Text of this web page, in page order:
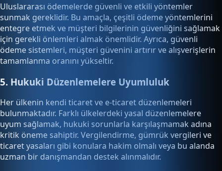
Uluslararası ödemelerde güvenli ve etkili yöntemler
sunmak gereklidir. Bu amaçla, çeşitli ödeme yöntemlerini
entegre etmek ve müşteri bilgilerinin güvenliğini sağlamak
için gerekli önlemleri almak önemlidir. Ayrıca, güvenli
ödeme sistemleri, müşteri güvenini artırır ve alışverişlerin
tamamlanma oranını yükseltir.
5. Hukuki Düzenlemelere Uyumluluk
Her ülkenin kendi ticaret ve e-ticaret düzenlemeleri
bulunmaktadır. Farklı ülkelerdeki yasal düzenlemelere
uyum sağlamak, hukuki sorunlarla karşılaşmamak adına
kritik öneme sahiptir. Vergilendirme, gümrük vergileri ve
ticaret yasaları gibi konulara hakim olmalı veya bu alanda
uzman bir danışmandan destek alınmalıdır.